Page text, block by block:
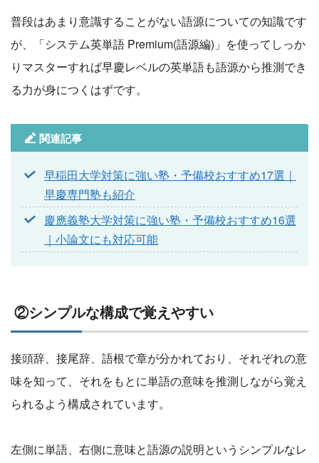
普段はあまり意識することがない語源についての知識です
が、「システム英単語 Premium(語源編)」を使ってしっか
りマスターすれば早慶レベルの英単語も語源から推測でき
る力が身につくはずです。
関連記事
早稲田大学対策に強い塾・予備校おすすめ17選｜
早慶専門塾も紹介
慶應義塾大学対策に強い塾・予備校おすすめ16選
｜小論文にも対応可能
②シンプルな構成で覚えやすい
接頭辞、接尾辞、語根で章が分かれており、それぞれの意
味を知って、それをもとに単語の意味を推測しながら覚え
られるよう構成されています。
左側に単語、右側に意味と語源の説明というシンプルなレ